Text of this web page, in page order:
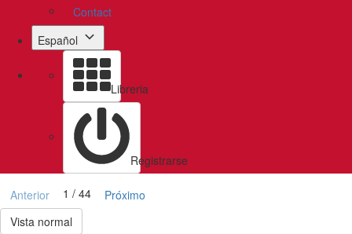
Contact
Español
Libreria
Registrarse
Anterior 1 / 44
Próximo
Vista normal